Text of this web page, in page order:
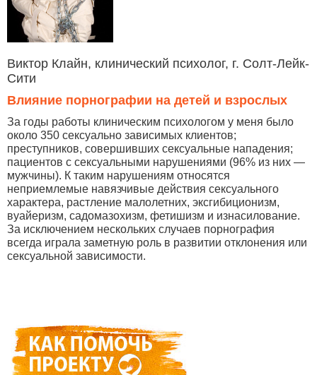
Виктор Клайн, клинический психолог, г. Солт-Лейк-
Сити
Влияние порнографии на детей и взрослых
За годы работы клиническим психологом у меня было
около 350 сексуально зависимых клиентов;
преступников, совершивших сексуальные нападения;
пациентов с сексуальными нарушениями (96% из них —
мужчины). К таким нарушениям относятся
неприемлемые навязчивые действия сексуального
характера, растление малолетних, эксгибиционизм,
вуайеризм, садомазохизм, фетишизм и изнасилование.
За исключением нескольких случаев порнография
всегда играла заметную роль в развитии отклонения или
сексуальной зависимости.